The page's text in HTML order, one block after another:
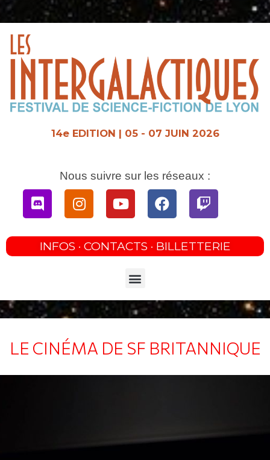
Aller
14e EDITION | 05 - 07 JUIN 2026
Nous suivre sur les réseaux :
DiscordInstagramYoutubeFacebookTwitch
INFOS · CONTACTS · BILLETTERIE
Menu
LE CINÉMA DE SF BRITANNIQUE